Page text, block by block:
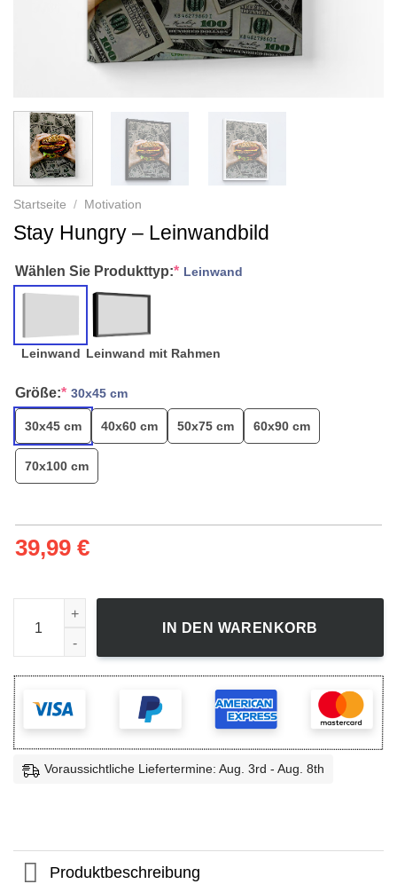
Startseite / Motivation
Stay Hungry – Leinwandbild
Wählen Sie Produkttyp:* Leinwand
Leinwand Leinwand mit Rahmen
Größe:* 30x45 cm
30x45 cm 40x60 cm 50x75 cm 60x90 cm
70x100 cm
39,99 €
Stay Hungry - Leinwandbild Menge
IN DEN WARENKORB
Voraussichtliche Liefertermine: Aug. 3rd - Aug. 8th
Produktbeschreibung